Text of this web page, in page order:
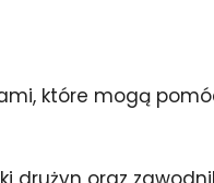
które mogą